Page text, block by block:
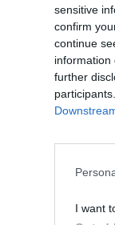
sensitive
confirm
continue
information
further
I want